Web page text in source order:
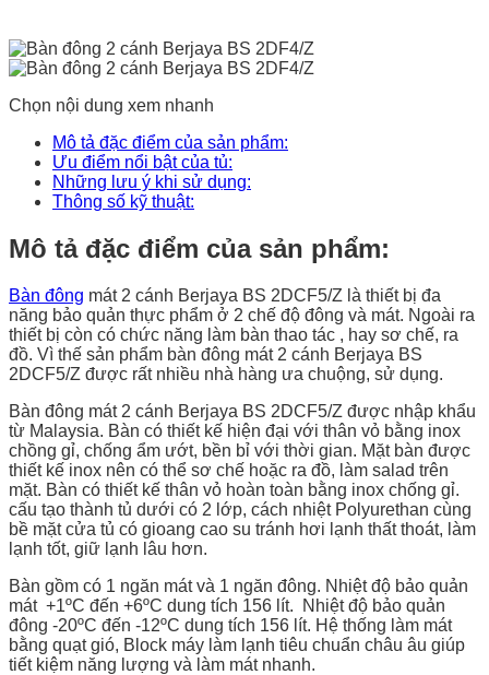
Chọn nội dung xem nhanh
Mô tả đặc điểm của sản phẩm:
Ưu điểm nổi bật của tủ:
Những lưu ý khi sử dụng:
Thông số kỹ thuật:
Mô tả đặc điểm của sản phẩm:
Bàn đông mát 2 cánh Berjaya BS 2DCF5/Z là thiết bị đa
năng bảo quản thực phẩm ở 2 chế độ đông và mát. Ngoài ra
thiết bị còn có chức năng làm bàn thao tác , hay sơ chế, ra
đồ. Vì thế sản phẩm bàn đông mát 2 cánh Berjaya BS
2DCF5/Z được rất nhiều nhà hàng ưa chuộng, sử dụng.
Bàn đông mát 2 cánh Berjaya BS 2DCF5/Z được nhập khẩu
từ Malaysia. Bàn có thiết kế hiện đại với thân vỏ bằng inox
chồng gỉ, chống ẩm ướt, bền bỉ với thời gian. Mặt bàn được
thiết kế inox nên có thể sơ chế hoặc ra đồ, làm salad trên
mặt. Bàn có thiết kế thân vỏ hoàn toàn bằng inox chống gỉ.
cấu tạo thành tủ dưới có 2 lớp, cách nhiệt Polyurethan cùng
bề mặt cửa tủ có gioang cao su tránh hơi lạnh thất thoát, làm
lạnh tốt, giữ lạnh lâu hơn.
Bàn gồm có 1 ngăn mát và 1 ngăn đông. Nhiệt độ bảo quản
mát +1ºC đến +6ºC dung tích 156 lít. Nhiệt độ bảo quản
đông -20ºC đến -12ºC dung tích 156 lít. Hệ thống làm mát
bằng quạt gió, Block máy làm lạnh tiêu chuẩn châu âu giúp
tiết kiệm năng lượng và làm mát nhanh.